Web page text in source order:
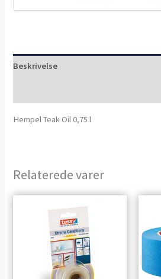
Beskrivelse
Hempel Teak Oil 0,75 l
Relaterede varer